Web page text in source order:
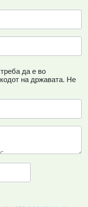
да е во
на државата. Не